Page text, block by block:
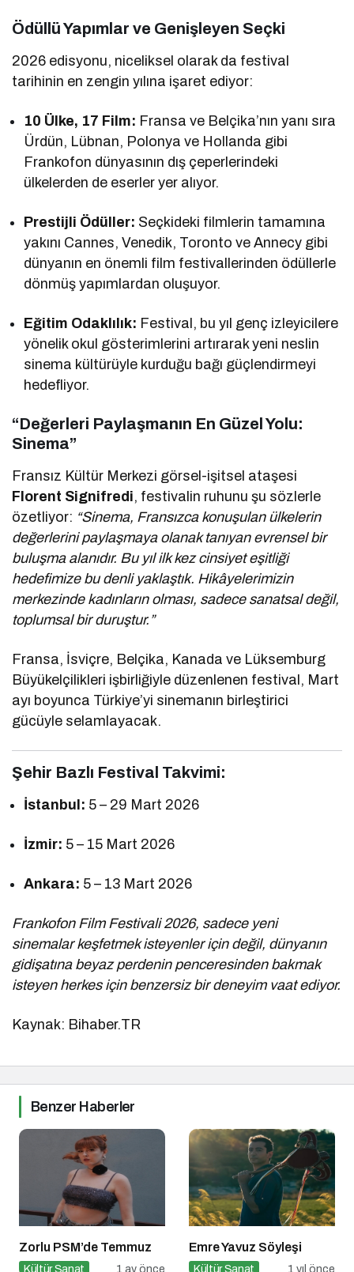
Ödüllü Yapımlar ve Genişleyen Seçki
2026 edisyonu, niceliksel olarak da festival
tarihinin en zengin yılına işaret ediyor:
10 Ülke, 17 Film: Fransa ve Belçika’nın yanı sıra
Ürdün, Lübnan, Polonya ve Hollanda gibi
Frankofon dünyasının dış çeperlerindeki
ülkelerden de eserler yer alıyor.
Prestijli Ödüller: Seçkideki filmlerin tamamına
yakını Cannes, Venedik, Toronto ve Annecy gibi
dünyanın en önemli film festivallerinden ödüllerle
dönmüş yapımlardan oluşuyor.
Eğitim Odaklılık: Festival, bu yıl genç izleyicilere
yönelik okul gösterimlerini artırarak yeni neslin
sinema kültürüyle kurduğu bağı güçlendirmeyi
hedefliyor.
“Değerleri Paylaşmanın En Güzel Yolu:
Sinema”
Fransız Kültür Merkezi görsel-işitsel ataşesi
Florent Signifredi, festivalin ruhunu şu sözlerle
özetliyor: “Sinema, Fransızca konuşulan ülkelerin
değerlerini paylaşmaya olanak tanıyan evrensel bir
buluşma alanıdır. Bu yıl ilk kez cinsiyet eşitliği
hedefimize bu denli yaklaştık. Hikâyelerimizin
merkezinde kadınların olması, sadece sanatsal değil,
toplumsal bir duruştur.”
Fransa, İsviçre, Belçika, Kanada ve Lüksemburg
Büyükelçilikleri işbirliğiyle düzenlenen festival, Mart
ayı boyunca Türkiye’yi sinemanın birleştirici
gücüyle selamlayacak.
Şehir Bazlı Festival Takvimi:
İstanbul: 5 – 29 Mart 2026
İzmir: 5 – 15 Mart 2026
Ankara: 5 – 13 Mart 2026
Frankofon Film Festivali 2026, sadece yeni
sinemalar keşfetmek isteyenler için değil, dünyanın
gidişatına beyaz perdenin penceresinden bakmak
isteyen herkes için benzersiz bir deneyim vaat ediyor.
Kaynak: Bihaber.TR
Benzer Haberler
Zorlu PSM’de Temmuz
Kültür Sanat 1 ay önce
Emre Yavuz Söyleşi
Kültür Sanat 1 yıl önce